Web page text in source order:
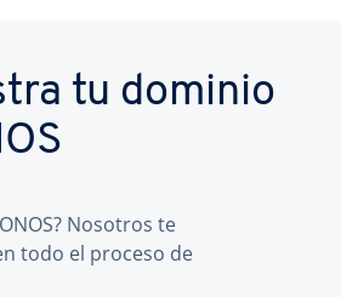
tu dominio
Nosotros te
todo el proceso de